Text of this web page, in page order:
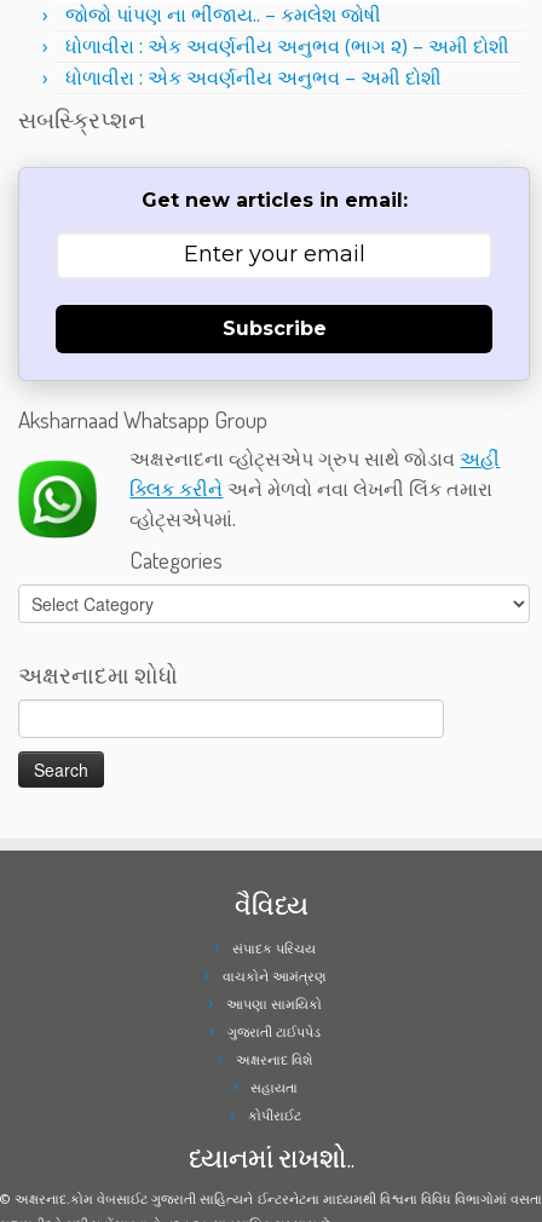
જોજો પાંપણ ના ભીંજાય.. – કમલેશ જોષી
ધોળાવીરા : એક અવર્ણનીય અનુભવ (ભાગ ૨) – અમી દોશી
ધોળાવીરા : એક અવર્ણનીય અનુભવ – અમી દોશી
સબસ્ક્રિપ્શન
Get new articles in email:
Subscribe
Aksharnaad Whatsapp Group
અક્ષરનાદના વ્હોટ્સએપ ગ્રુપ સાથે જોડાવઅહીં
ક્લિક કરીને અને મેળવો નવા લેખની લિંક તમારા
વ્હોટ્સએપમાં.
Categories
Categories
અક્ષરનાદમા શોધો
વૈવિધ્ય
સંપાદક પરિચય
વાચકોને આમંત્રણ
આપણા સામયિકો
ગુજરાતી ટાઈપપેડ
અક્ષરનાદ વિશે
સહાયતા
કોપીરાઈટ
ધ્યાનમાં રાખશો..
© અક્ષરનાદ.કોમ વેબસાઈટ ગુજરાતી સાહિત્યને ઈન્ટરનેટના માધ્યમથી વિશ્વના વિવિધ વિભાગોમાં વસતા